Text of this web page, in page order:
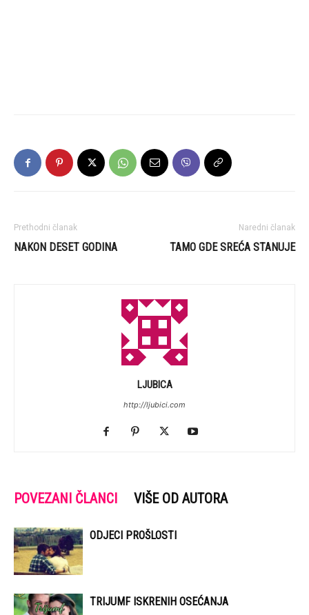
Prethodni članak
NAKON DESET GODINA
Naredni članak
TAMO GDE SREĆA STANUJE
LJUBICA
http://ljubici.com
POVEZANI ČLANCI VIŠE OD AUTORA
ODJECI PROŠLOSTI
TRIJUMF ISKRENIH OSEĆANJA